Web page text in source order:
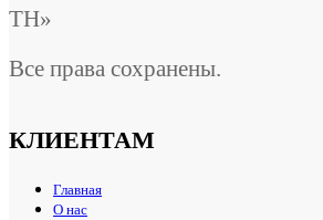
ТН»
Все права сохранены.
КЛИЕНТАМ
Главная
О нас